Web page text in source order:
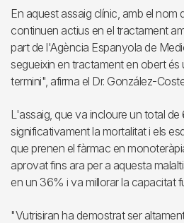
En aquest assaig clínic, amb el nom
continuen actius en el tractament
part de l'Agència Espanyola de
segueixin en tractament en obert
termini", afirma el Dr. González-
L'assaig, que va incloure un total
significativament la mortalitat i els
que prenen el fàrmac en
aprovat fins ara per a aquesta
en un 36% i va millorar la capacitat
"Vutrisiran ha demostrat ser